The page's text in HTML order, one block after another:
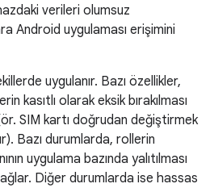
verileri olumsuz
Android uygulaması erişimini
uygulanır. Bazı özellikler,
kasıtlı olarak eksik bırakılması
SIM kartı doğrudan değiştirmek
Bazı durumlarda, rollerin
uygulama bazında yalıtılması
Diğer durumlarda ise hassas